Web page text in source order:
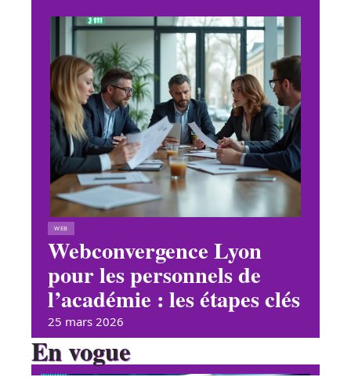
WEB
Webconvergence Lyon
pour les personnels de
l’académie : les étapes clés
25 mars 2026
En vogue